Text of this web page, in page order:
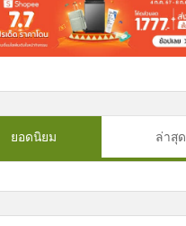
ยอดนิยม ล่าสุด